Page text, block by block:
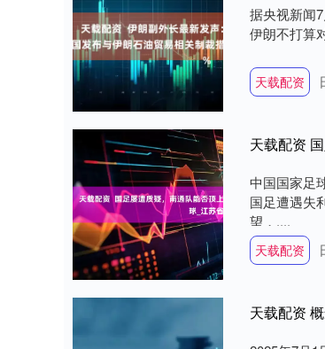
据央视新闻
伊朗不打算
天载配资
天载配资
中国国家足
国足遭遇失
望，....
天载配资
天载配资